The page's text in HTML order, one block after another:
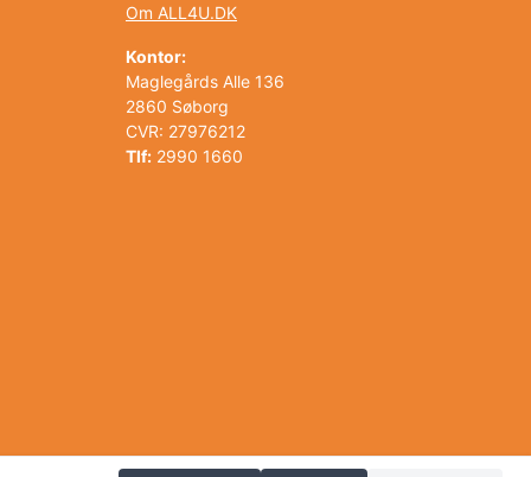
Om ALL4U.DK
Kontor:
Maglegårds Alle 136
2860 Søborg
CVR: 27976212
Tlf: 2990 1660